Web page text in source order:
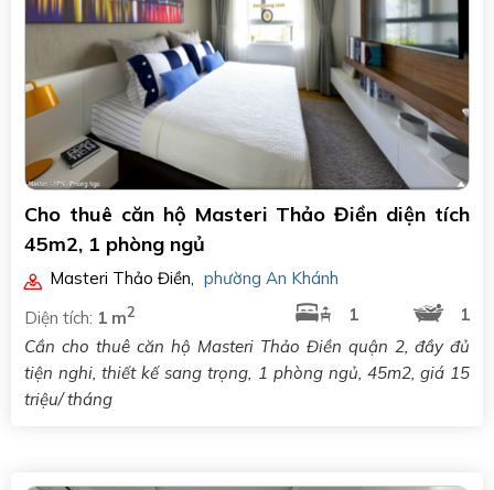
Cho thuê căn hộ Masteri Thảo Điền diện tích
45m2, 1 phòng ngủ
Masteri Thảo Điền, phường An Khánh
Diện tích: 1 m2 1
1
Cần cho thuê căn hộ Masteri Thảo Điền quận 2, đầy đủ
tiện nghi, thiết kế sang trọng, 1 phòng ngủ, 45m2, giá 15
triệu/ tháng